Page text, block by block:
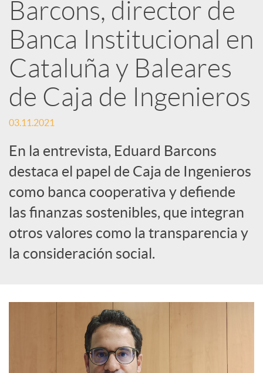
e
s
S
o
c
i
a
l
Barcons, director de
Banca Institucional en
Cataluña y Baleares
de Caja de Ingenieros
03.11.2021
En la entrevista, Eduard Barcons
destaca el papel de Caja de Ingenieros
como banca cooperativa y defiende
las finanzas sostenibles, que integran
otros valores como la transparencia y
la consideración social.